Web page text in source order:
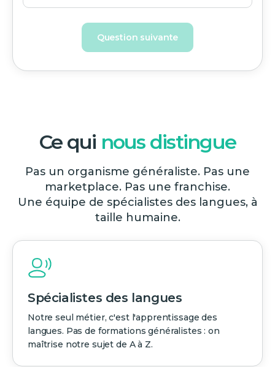
Question suivante
Ce qui nous distingue
Pas un organisme généraliste. Pas une
marketplace. Pas une franchise.
Une équipe de spécialistes des langues, à
taille humaine.
Spécialistes des langues
Notre seul métier, c'est l'apprentissage des
langues. Pas de formations généralistes : on
maîtrise notre sujet de A à Z.